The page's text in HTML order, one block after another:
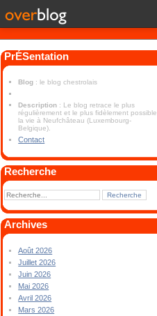
PrÉSentation
Blog : le blog chestrolais
Description : Le blog retrace le plus
régulièrement et le plus fidèlement possible
la vie à Neufchâteau (Luxembourg-
Belgique).
Contact
Recherche
Archives
Août 2026
Juillet 2026
Juin 2026
Mai 2026
Avril 2026
Mars 2026